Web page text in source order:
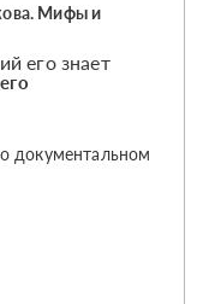
Мифы и
документальном